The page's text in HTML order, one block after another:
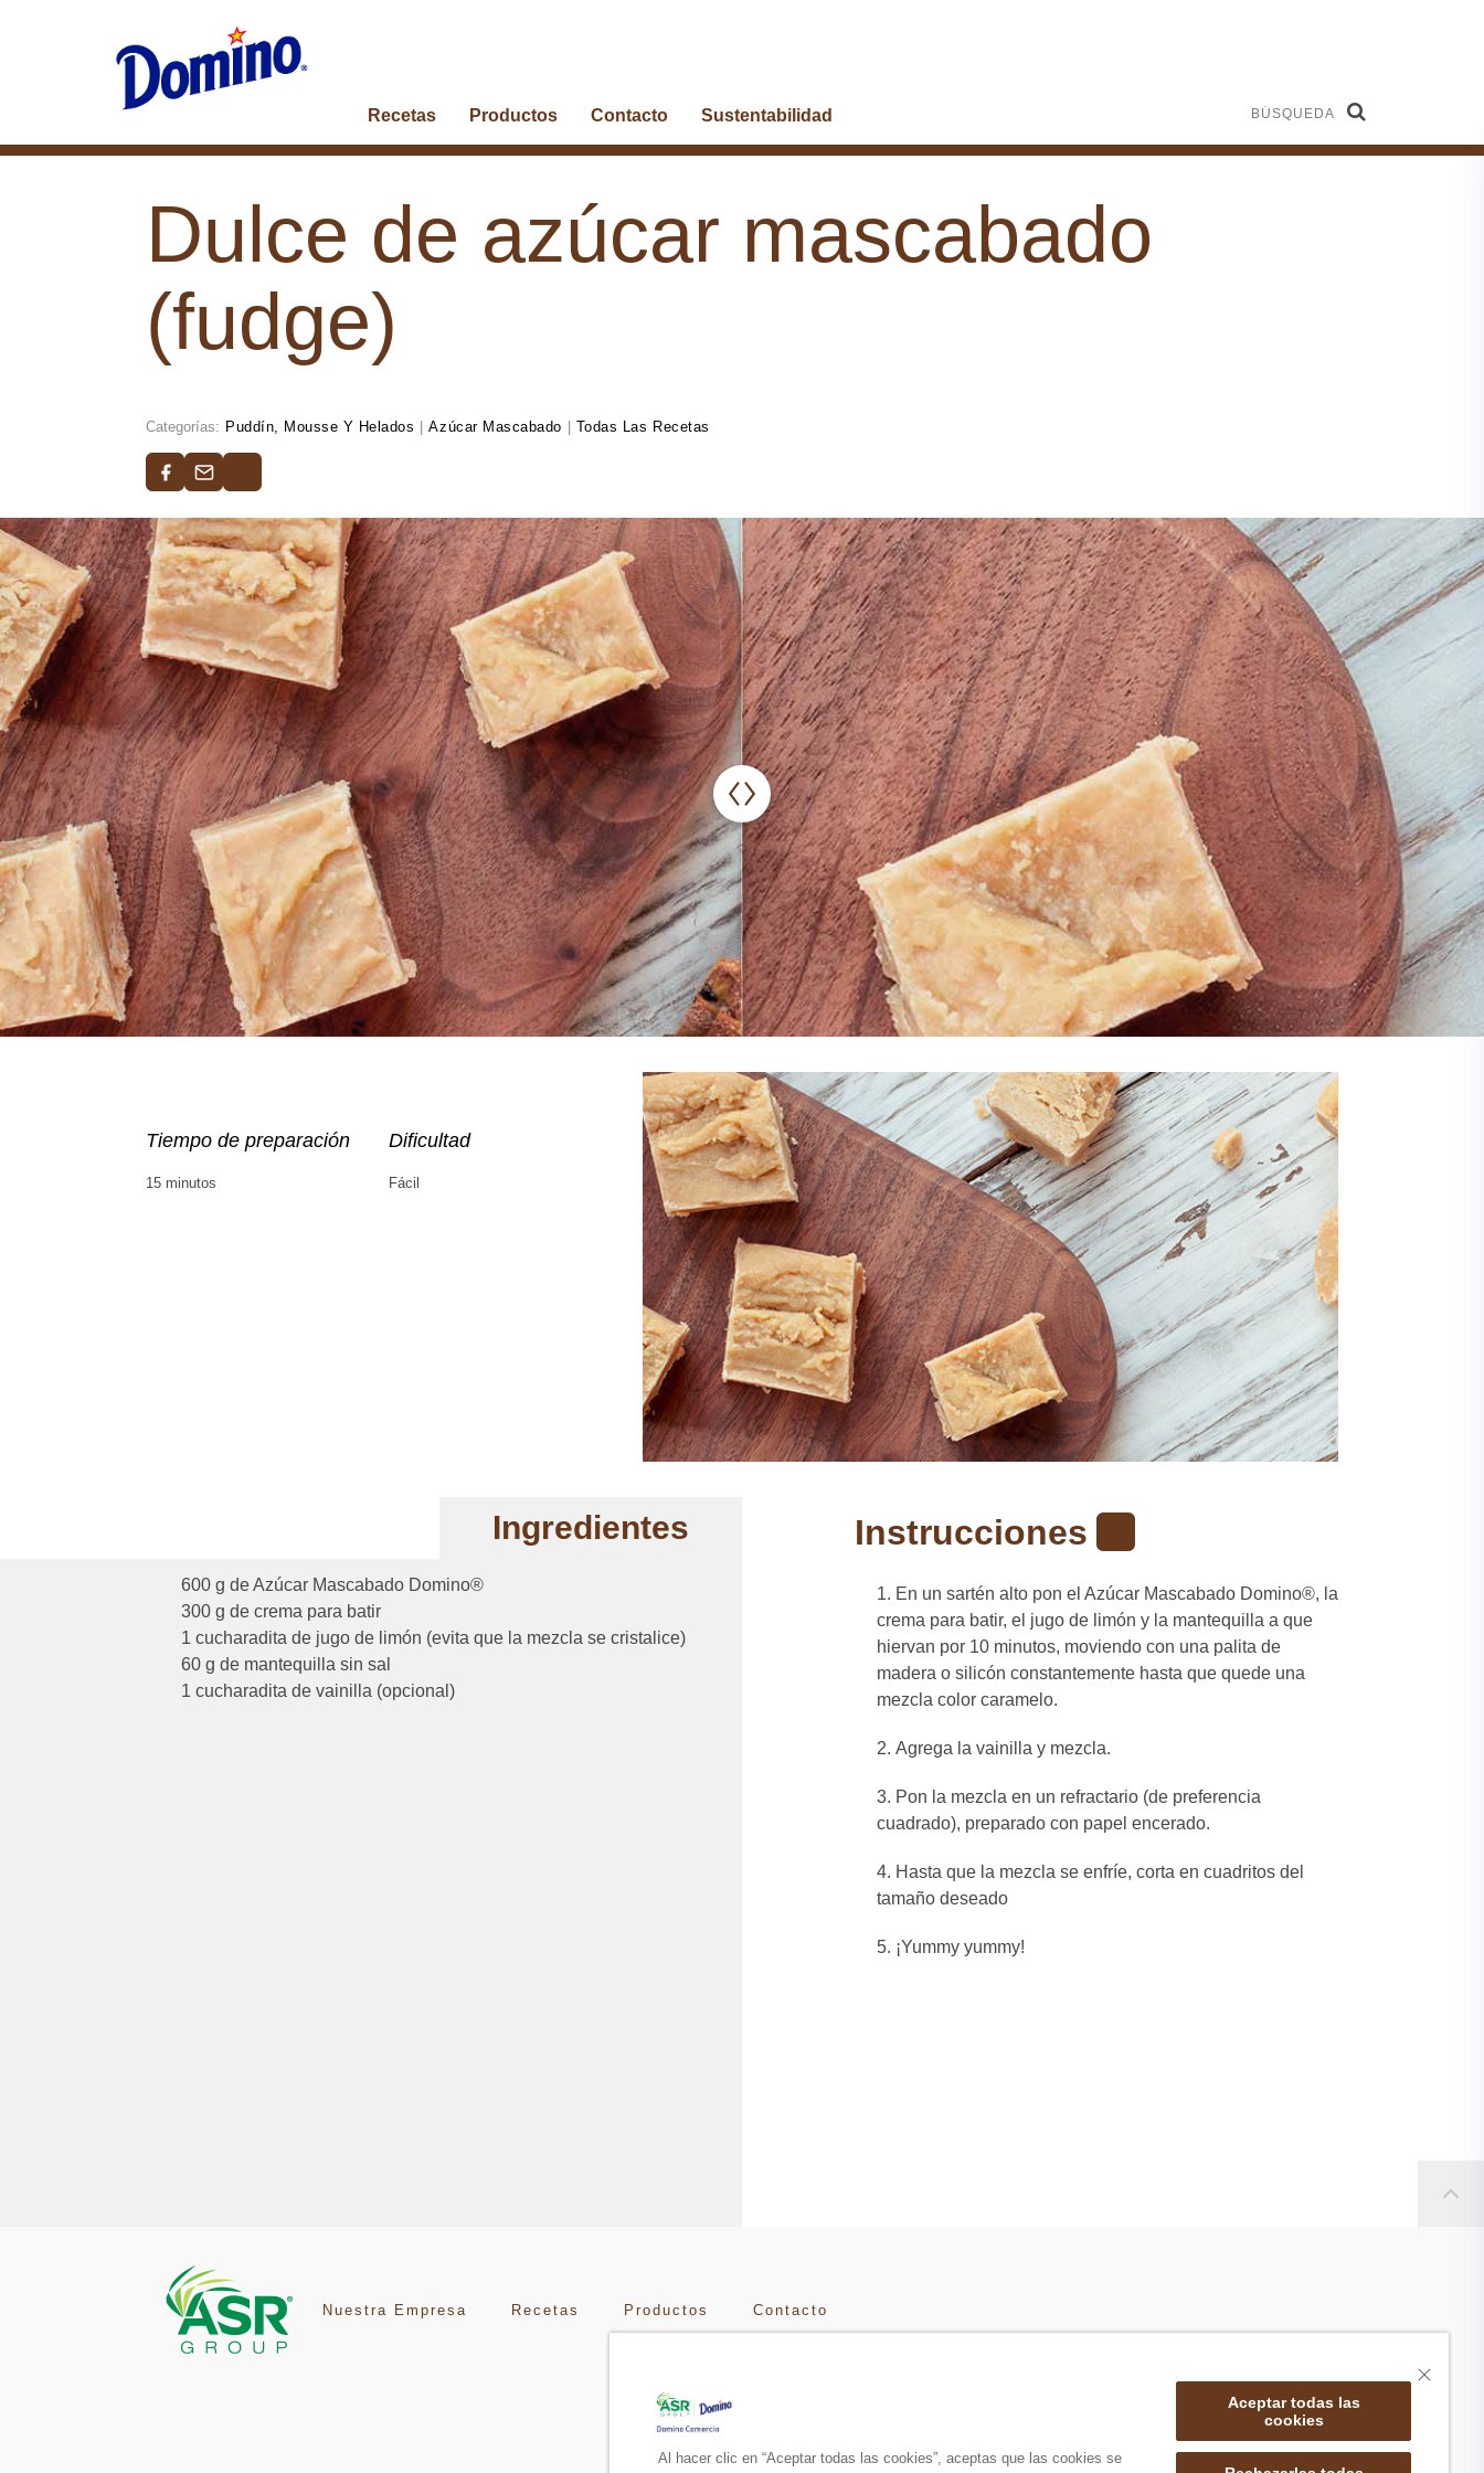
Recetas Productos Contacto Sustentabilidad
Búsqueda
Dulce de azúcar mascabado
(fudge)
Categorías: Puddín, Mousse Y Helados Azúcar Mascabado Todas Las Recetas
Tiempo de preparación
15 minutos
Dificultad
Fácil
Ingredientes
600 g de Azúcar Mascabado Domino®
300 g de crema para batir
1 cucharadita de jugo de limón (evita que la mezcla se cristalice)
60 g de mantequilla sin sal
1 cucharadita de vainilla (opcional)
Instrucciones
En un sartén alto pon el Azúcar Mascabado Domino®, la
crema para batir, el jugo de limón y la mantequilla a que
hiervan por 10 minutos, moviendo con una palita de
madera o silicón constantemente hasta que quede una
mezcla color caramelo.
Agrega la vainilla y mezcla.
Pon la mezcla en un refractario (de preferencia
cuadrado), preparado con papel encerado.
Hasta que la mezcla se enfríe, corta en cuadritos del
tamaño deseado
¡Yummy yummy!
Nuestra Empresa Recetas Productos Contacto
Al hacer clic en “Aceptar todas las cookies”, aceptas que las cookies se
Aceptar todas las
cookies